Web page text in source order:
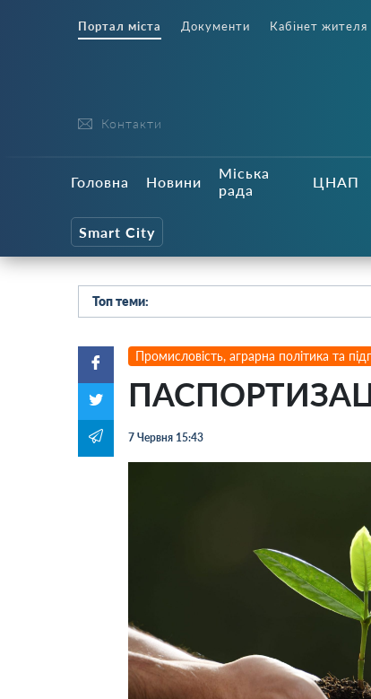
Портал міста Документи Кабінет жителя
Контакти
Головна Новини
Міська
рада
ЦНАП
Smart City
Топ теми:
Промисловість, аграрна політика та
7 Червня 15:43